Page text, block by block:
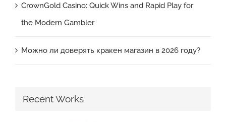
CrownGold Casino: Quick Wins and Rapid Play for
the Modern Gambler
Можно ли доверять кракен магазин в 2026 году?
Recent Works